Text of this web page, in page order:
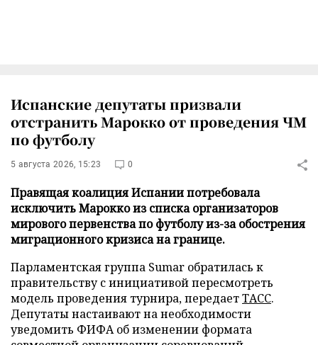
Испанские депутаты призвали
отстранить Марокко от проведения ЧМ
по футболу
5 августа 2026, 15:23 0
Правящая коалиция Испании потребовала
исключить Марокко из списка организаторов
мирового первенства по футболу из-за обострения
миграционного кризиса на границе.
Парламентская группа Sumar обратилась к
правительству с инициативой пересмотреть
модель проведения турнира, передаетТАСС.
Депутаты настаивают на необходимости
уведомить ФИФА об изменении формата